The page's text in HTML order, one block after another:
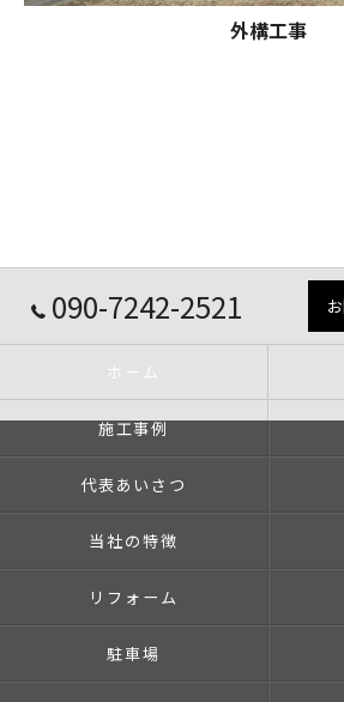
外構工事
090-7242-2521
ホーム
施工事例
代表あいさつ
当社の特徴
リフォーム
駐車場